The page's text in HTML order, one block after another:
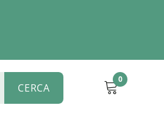
CERCA
0